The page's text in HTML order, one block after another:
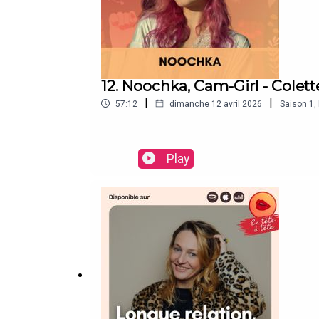
12. Noochka, Cam-Girl -
57:12 | dimanche 12 avril 2026 | Saison 1
Play